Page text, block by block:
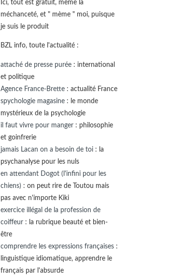
Ici, tout est gratuit, même la
méchanceté, et " mème " moi, puisque
je suis le produit
BZL info, toute l'actualité :
attaché de presse purée : international
et politique
Agence France-Brette : actualité France
spychologie magasine : le monde
mystérieux de la psychologie
il faut vivre pour manger : philosophie
et goinfrerie
jamais Lacan on a besoin de toi : la
psychanalyse pour les nuls
en attendant Dogot (l'infini pour les
chiens) : on peut rire de Toutou mais
pas avec n'importe Kiki
exercice illégal de la profession de
coiffeur : la rubrique beauté et bien-
être
comprendre les expressions françaises :
linguistique idiomatique, apprendre le
français par l'absurde